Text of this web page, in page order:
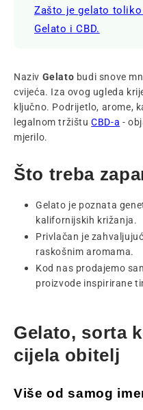
Zašto je gelato toliko
Gelato i CBD.
Naziv Gelato budi snove
cvijeća. Iza ovog ugleda
ključno. Podrijetlo, arome,
legalnom tržištuCBD-a -
mjerilo.
Što treba
Gelato je poznata
kalifornijskih križanja.
Privlačan je
raskošnim aromama.
Kod nas prodajemo
proizvode inspirirane
Gelato, sorta
cijela obitelj
Više od samog